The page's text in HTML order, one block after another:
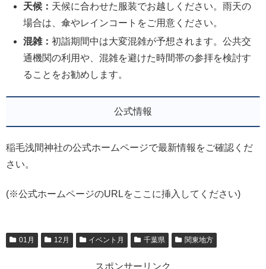
天候： 天候に合わせた服装でお越しください。雨天の
場合は、傘やレインコートをご用意ください。
混雑：初詣期間中は大変混雑が予想されます。公共交
通機関の利用や、混雑を避けた時間帯の参拝を検討す
ることをお勧めします。
公式情報
稲毛浅間神社の公式ホームページで最新情報をご確認くだ
さい。
(※公式ホームページのURLをここに挿入してください)
01月 12月 イベント月 千葉県 関東地方
スポンサーリンク